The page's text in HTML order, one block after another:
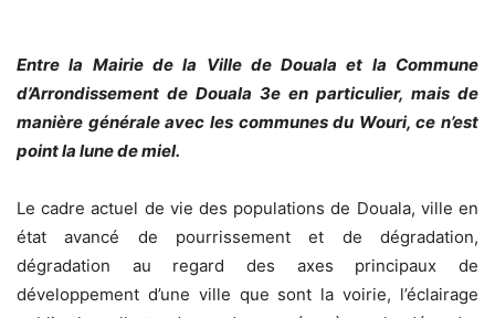
Entre la Mairie de la Ville de Douala et la Commune
d’Arrondissement de Douala 3e en particulier, mais de
manière générale avec les communes du Wouri, ce n’est
point la lune de miel.
Le cadre actuel de vie des populations de Douala, ville en
état avancé de pourrissement et de dégradation,
dégradation au regard des axes principaux de
développement d’une ville que sont la voirie, l’éclairage